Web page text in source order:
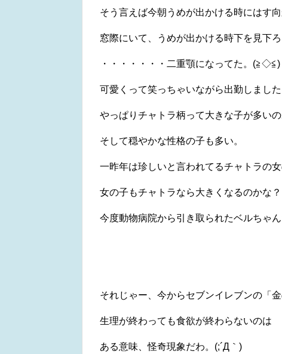
そう言えば今朝うめが出かける時にはす
窓際にいて、うめが出かける時下を見下
・・・・・・・二重顎になってた。(≧◇≦)
可愛くって笑っちゃいながら出勤しました
やっぱりチャトラ柄って大きな子が多いの
そして穏やかな性格の子も多い。
一昨年は珍しいと言われてるチャトラの
女の子もチャトラなら大きくなるのかな？
今度動物病院から引き取られたベルちゃ
それじゃー、今からセブンイレブンの「
生理が終わっても食欲が終わらないのは
ある意味、怪奇現象だわ。(;´Д｀)